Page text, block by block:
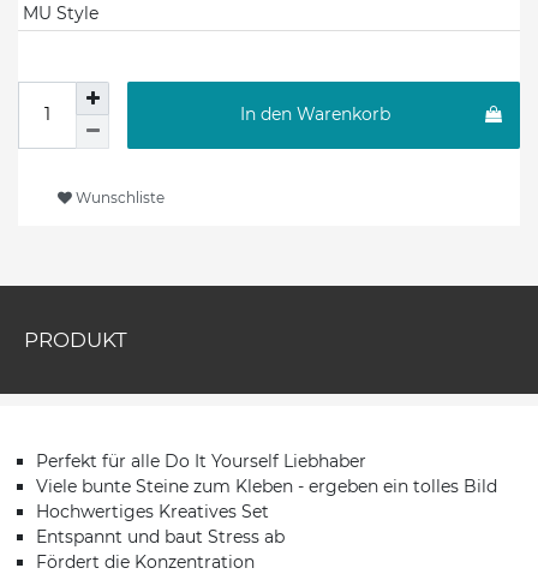
MU Style
In den Warenkorb
Wunschliste
PRODUKT
Perfekt für alle Do It Yourself Liebhaber
Viele bunte Steine zum Kleben - ergeben ein tolles Bild
Hochwertiges Kreatives Set
Entspannt und baut Stress ab
Fördert die Konzentration